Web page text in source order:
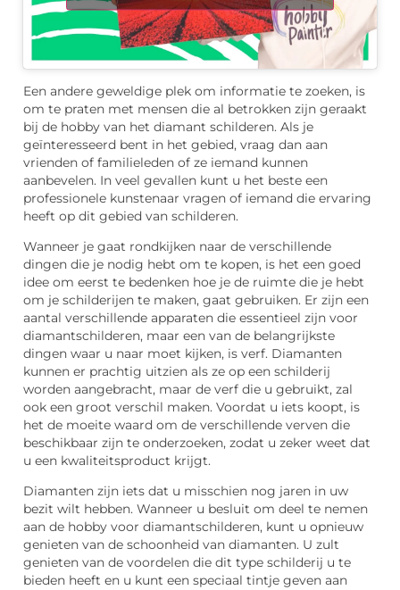
Een andere geweldige plek om informatie te zoeken, is
om te praten met mensen die al betrokken zijn geraakt
bij de hobby van het diamant schilderen. Als je
geïnteresseerd bent in het gebied, vraag dan aan
vrienden of familieleden of ze iemand kunnen
aanbevelen. In veel gevallen kunt u het beste een
professionele kunstenaar vragen of iemand die ervaring
heeft op dit gebied van schilderen.
Wanneer je gaat rondkijken naar de verschillende
dingen die je nodig hebt om te kopen, is het een goed
idee om eerst te bedenken hoe je de ruimte die je hebt
om je schilderijen te maken, gaat gebruiken. Er zijn een
aantal verschillende apparaten die essentieel zijn voor
diamantschilderen, maar een van de belangrijkste
dingen waar u naar moet kijken, is verf. Diamanten
kunnen er prachtig uitzien als ze op een schilderij
worden aangebracht, maar de verf die u gebruikt, zal
ook een groot verschil maken. Voordat u iets koopt, is
het de moeite waard om de verschillende verven die
beschikbaar zijn te onderzoeken, zodat u zeker weet dat
u een kwaliteitsproduct krijgt.
Diamanten zijn iets dat u misschien nog jaren in uw
bezit wilt hebben. Wanneer u besluit om deel te nemen
aan de hobby voor diamantschilderen, kunt u opnieuw
genieten van de schoonheid van diamanten. U zult
genieten van de voordelen die dit type schilderij u te
bieden heeft en u kunt een speciaal tintje geven aan